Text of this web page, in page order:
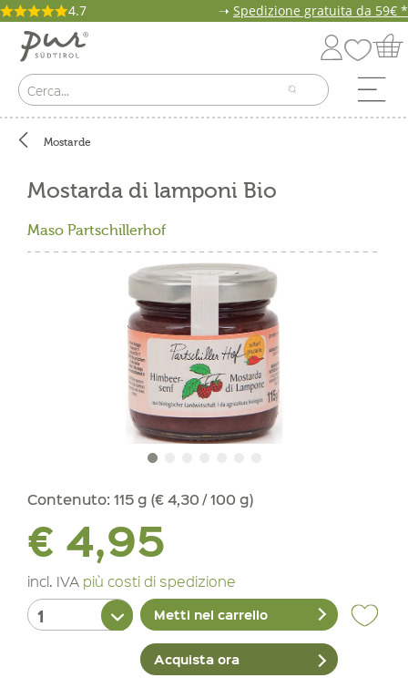
4.7 ➝ Spedizione gratuita da 59€ *
Mostarde
Mostarda di lamponi Bio
Maso Partschillerhof
Contenuto: 115 g (€ 4,30 / 100 g)
€ 4,95
incl. IVA più costi di spedizione
Metti nel carrello
Acquista ora